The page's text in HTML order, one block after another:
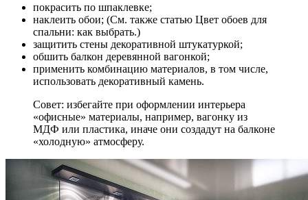
покрасить по шпаклевке;
наклеить обои; (См. также статью Цвет обоев для
спальни: как выбрать.)
защитить стены декоративной штукатуркой;
обшить балкон деревянной вагонкой;
применить комбинацию материалов, в том числе,
использовать декоративный камень.
Совет: избегайте при оформлении интерьера
«офисные» материалы, например, вагонку из
МДФ или пластика, иначе они создадут на балконе
«холодную» атмосферу.